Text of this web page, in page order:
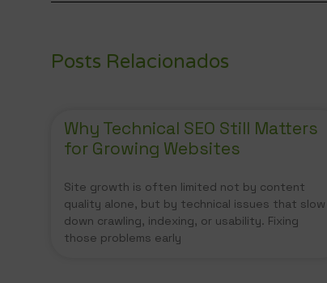
Posts Relacionados
Why Technical SEO Still Matters
for Growing Websites
Site growth is often limited not by content
quality alone, but by technical issues that slow
down crawling, indexing, or usability. Fixing
those problems early